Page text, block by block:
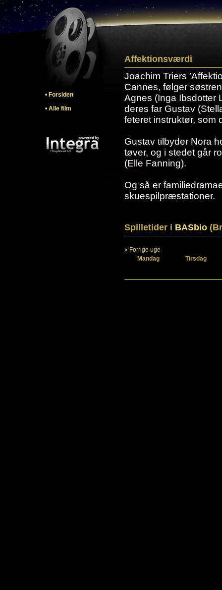
• Forsiden
• Alle film
Affektionsværdi
Joachim Triers
Cannes, følger
Agnes (Inga Ibsdotter
deres far Gustav
feteret instruktør, som
Gustav tilbyder Nora
tøver, og i stedet går
(Elle Fanning).
Og så er
skuespilpræstationer.
Spilletider i BASbio
« Forrige uge
Mandag
Tirsdag